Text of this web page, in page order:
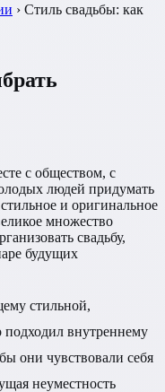
› Стиль свадьбы: как
с обществом, с
людей придумать
и оригинальное
множество
свадьбу,
будущих
стильной,
подходил внутреннему
они чувствовали себя
неуместность